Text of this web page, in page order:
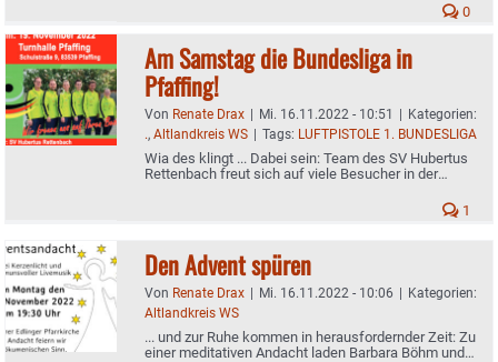
0
Am Samstag die Bundesliga in
Pfaffing!
Von Renate Drax | Mi. 16.11.2022 - 10:51 | Kategorien:
., Altlandkreis WS | Tags: LUFTPISTOLE 1. BUNDESLIGA
Wia des klingt ... Dabei sein: Team des SV Hubertus
Rettenbach freut sich auf viele Besucher in der
1
Den Advent spüren
Von Renate Drax | Mi. 16.11.2022 - 10:06 | Kategorien:
Altlandkreis WS
... und zur Ruhe kommen in herausfordernder Zeit: Zu
einer meditativen Andacht laden Barbara Böhm und